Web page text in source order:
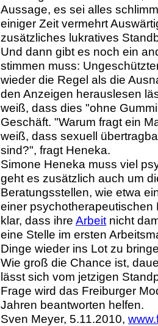
Aussage, es sei alles
einiger Zeit vermehrt
zusätzliches lukratives
Und dann gibt es noch ein
stimmen muss:
wieder die Regel als die
den Anzeigen herauslesen
weiß, dass dies "ohne
Geschäft. "Warum fragt ein
weiß, dass sexuell
sind?", fragt Heneka.
Simone Heneka muss viel
geht es zusätzlich auch um
Beratungsstellen, wie etwa
einer
klar, dass ihre Arbeit nicht
eine Stelle im ersten
Dinge wieder ins Lot zu
Wie groß die Chance ist,
lässt sich vom jetzigen
Frage wird das Freiburger
Jahren beantworten helfen.
Sven Meyer, 5.11.2010,